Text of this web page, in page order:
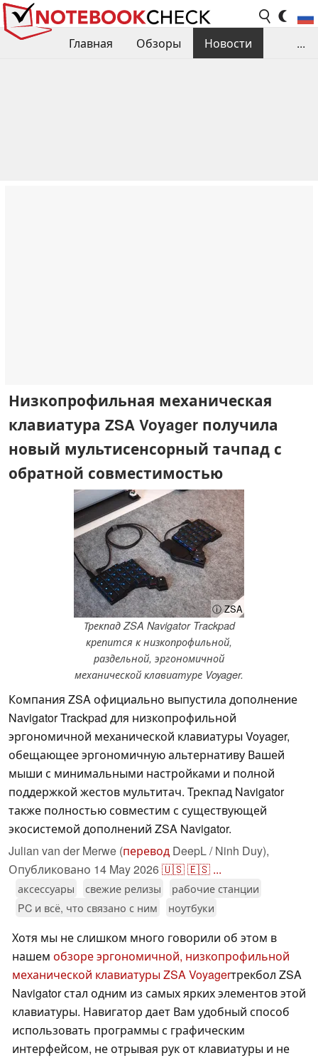
Главная Обзоры
Новости
...
Низкопрофильная механическая
клавиатура ZSA Voyager получила
новый мультисенсорный тачпад с
обратной совместимостью
ⓘ ZSA
Трекпад ZSA Navigator Trackpad
крепится к низкопрофильной,
раздельной, эргономичной
механической клавиатуре Voyager.
Компания ZSA официально выпустила дополнение
Navigator Trackpad для низкопрофильной
эргономичной механической клавиатуры Voyager,
обещающее эргономичную альтернативу Вашей
мыши с минимальными настройками и полной
поддержкой жестов мультитач. Трекпад Navigator
также полностью совместим с существующей
экосистемой дополнений ZSA Navigator.
Julian van der Merwe (перевод DeepL / Ninh Duy),
Опубликовано 14 May 2026🇺🇸🇪🇸 ...
аксессуары свежие релизы
рабочие станции
PC и всё, что связано с ним
ноутбуки
Хотя мы не слишком много говорили об этом в
нашем обзоре эргономичной, низкопрофильной
механической клавиатуры ZSA Voyagerтрекбол ZSA
Navigator стал одним из самых ярких элементов этой
клавиатуры. Навигатор дает Вам удобный способ
использовать программы с графическим
интерфейсом, не отрывая рук от клавиатуры и не